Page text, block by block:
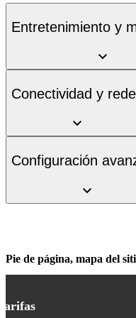
Entretenimiento y
Conectividad y
Configuración
Pie de página, mapa del